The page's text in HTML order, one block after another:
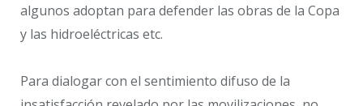
algunos adoptan para defender las obras de la Copa
y las hidroeléctricas etc.
Para dialogar con el sentimiento difuso de la